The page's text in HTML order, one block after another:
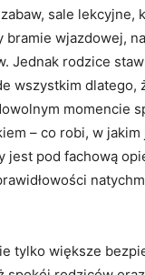
sale lekcyjne,
bramie wjazdowej,
Jednak rodzice
wszystkim dlatego,
momencie
– co robi, w
jest pod fachową
tylko większe